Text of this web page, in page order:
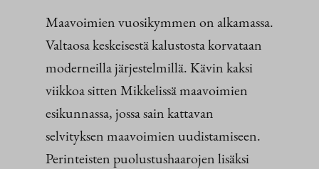
Maavoimien vuosikymmen on alkamassa.
Valtaosa keskeisestä kalustosta korvataan
moderneilla järjestelmillä. Kävin kaksi
viikkoa sitten Mikkelissä maavoimien
esikunnassa, jossa sain kattavan
selvityksen maavoimien uudistamiseen.
Perinteisten puolustushaarojen lisäksi